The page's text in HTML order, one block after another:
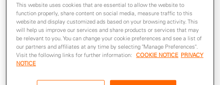
stale rosnącym zainteresowaniem
konsumentów. Obecnie nasz kraj znajduje
się pod tym względem w światowej
czołówce.
Dzięki aplikacji PolCard Go przedsiębiorcy
mogą szybko, łatwo i bezpiecznie
This website uses cookies that are essential to allow the website to
function properly, share content on social media, measure traffic to this
website and display customized ads based on your browsing activity. This
will help us improve our services and share products or services that may
be relevant to you. You can change your cookie preferences and see a list of
our partners and affiliates at any time by selecting "Manage Preferences".
Visit the following links for further information:
COOKIE NOTICE PRIVACY
NOTICE